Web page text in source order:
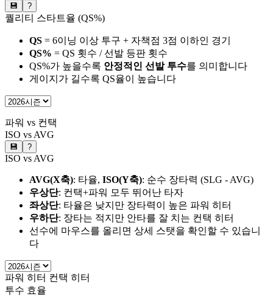
💾 ?
퀄리티 스타트율 (QS%)
QS = 6이닝 이상 투구 + 자책점 3점 이하인 경기
QS% = QS 횟수 / 선발 등판 횟수
QS%가 높을수록 안정적인 선발 투수를 의미합니다
게이지가 길수록 QS율이 높습니다
파워 vs 컨택
ISO vs AVG
💾 ?
ISO vs AVG
AVG(X축): 타율, ISO(Y축): 순수 장타력 (SLG - AVG)
우상단: 컨택+파워 모두 뛰어난 타자
좌상단: 타율은 낮지만 장타력이 높은 파워 히터
우하단: 장타는 적지만 안타를 잘 치는 컨택 히터
선수에 마우스를 올리면 상세 스탯을 확인할 수 있습니
다
파워 히터 컨택 히터
투수 효율